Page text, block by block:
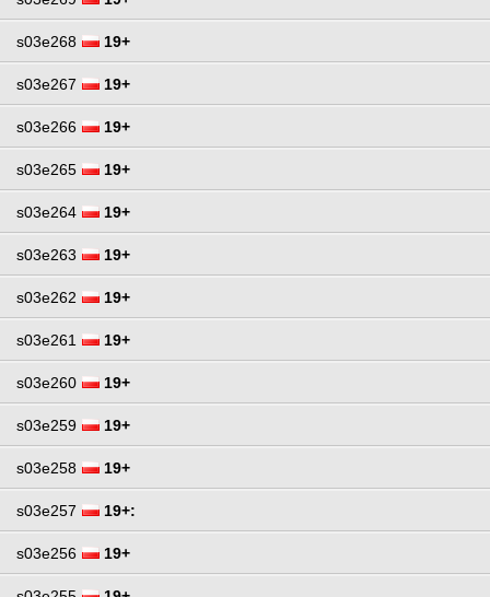
s03e268 19+
s03e267 19+
s03e266 19+
s03e265 19+
s03e264 19+
s03e263 19+
s03e262 19+
s03e261 19+
s03e260 19+
s03e259 19+
s03e258 19+
s03e257 19+:
s03e256 19+